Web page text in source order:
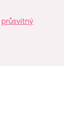
průsvitný